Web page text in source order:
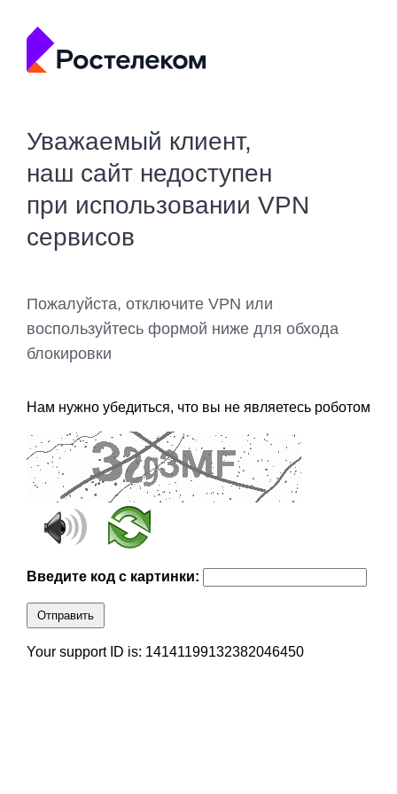
Уважаемый клиент,
наш сайт недоступен
при использовании VPN
сервисов
Пожалуйста, отключите VPN или
воспользуйтесь формой ниже для обхода
блокировки
Нам нужно убедиться, что вы не являетесь роботом
Введите код с картинки:
Отправить
Your support ID is: 14141199132382046450